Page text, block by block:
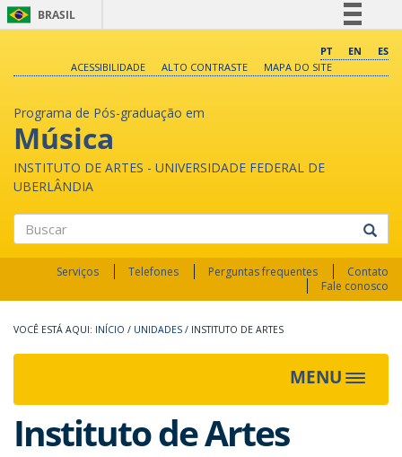
BRASIL
Comunica BR
PT EN
ES
ACESSIBILIDADE
ALTO CONTRASTE MAPA DO SITE
Programa de Pós-graduação em
Música
INSTITUTO DE ARTES - UNIVERSIDADE FEDERAL DE
UBERLÂNDIA
Buscar
Serviços Telefones Perguntas frequentes
Contato
Fale conosco
INÍCIO / UNIDADES / INSTITUTO DE ARTES
MENU
Toggle
Instituto de Artes